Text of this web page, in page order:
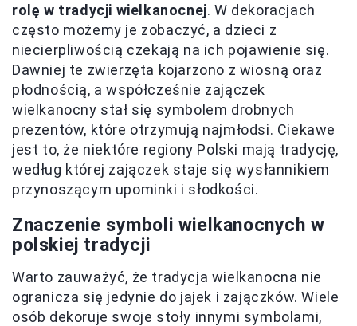
rolę w tradycji wielkanocnej. W dekoracjach
często możemy je zobaczyć, a dzieci z
niecierpliwością czekają na ich pojawienie się.
Dawniej te zwierzęta kojarzono z wiosną oraz
płodnością, a współcześnie zajączek
wielkanocny stał się symbolem drobnych
prezentów, które otrzymują najmłodsi. Ciekawe
jest to, że niektóre regiony Polski mają tradycję,
według której zajączek staje się wysłannikiem
przynoszącym upominki i słodkości.
Znaczenie symboli wielkanocnych w
polskiej tradycji
Warto zauważyć, że tradycja wielkanocna nie
ogranicza się jedynie do jajek i zajączków. Wiele
osób dekoruje swoje stoły innymi symbolami,